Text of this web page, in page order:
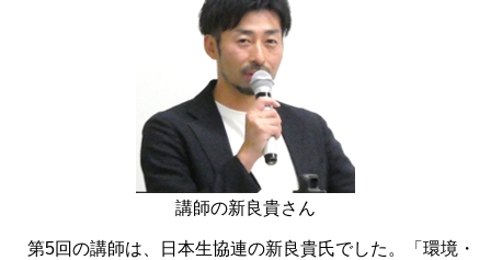
講師の新良貴さん
第5回の講師は、日本生協連の新良貴氏でした。「環境・